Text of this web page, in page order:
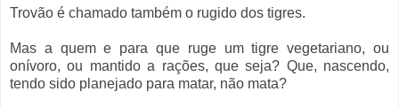
Trovão é chamado também o rugido dos tigres.
Mas a quem e para que ruge um tigre vegetariano, ou
onívoro, ou mantido a rações, que seja? Que, nascendo,
tendo sido planejado para matar, não mata?